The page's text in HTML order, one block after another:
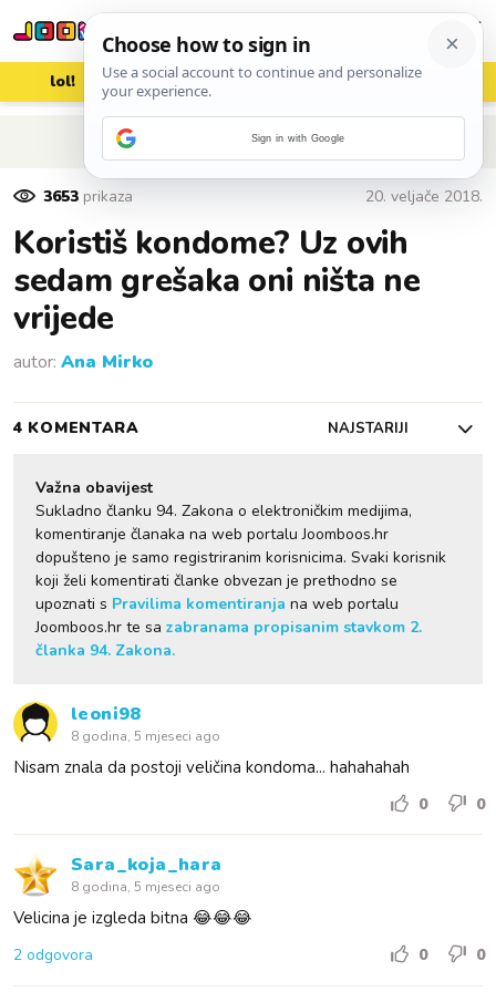
lol! aww vrh! woot?!
POVRATAK NA ČLANAK
3653 prikaza 20. veljače 2018.
Koristiš kondome? Uz ovih
sedam grešaka oni ništa ne
vrijede
autor: Ana Mirko
4 KOMENTARA NAJSTARIJI
Važna obavijest
Sukladno članku 94. Zakona o elektroničkim medijima,
komentiranje članaka na web portalu Joomboos.hr
dopušteno je samo registriranim korisnicima. Svaki korisnik
koji želi komentirati članke obvezan je prethodno se
upoznati s Pravilima komentiranja na web portalu
Joomboos.hr te sa zabranama propisanim stavkom 2.
članka 94. Zakona.
leoni98
8 godina, 5 mjeseci ago
Nisam znala da postoji veličina kondoma... hahahahah
0 0
Sara_koja_hara
8 godina, 5 mjeseci ago
Velicina je izgleda bitna 😂😂😂
2 odgovora 0 0
Sign in with Google